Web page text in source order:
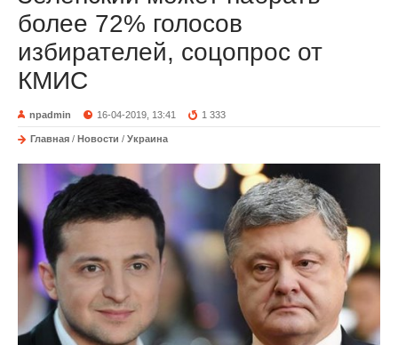
более 72% голосов
избирателей, соцопрос от
КМИС
npadmin 16-04-2019, 13:41 1 333
Главная / Новости / Украина